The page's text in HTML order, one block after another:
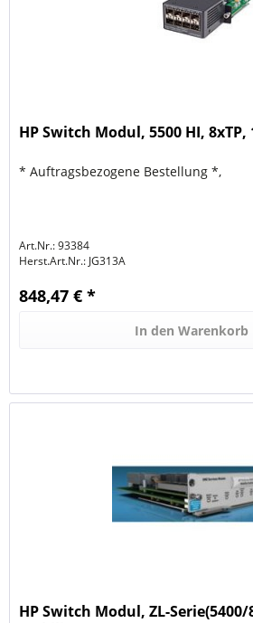
HP Switch Modul, 5500 HI, 8xTP,
* Auftragsbezogene Bestellung *,
Art.Nr.: 93384
Herst.Art.Nr.: JG313A
848,47 € *
In den Warenkorb
HP Switch Modul, ZL-Serie(5400/